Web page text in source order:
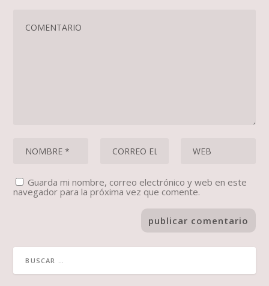
Guarda mi nombre, correo electrónico y web en este
navegador para la próxima vez que comente.